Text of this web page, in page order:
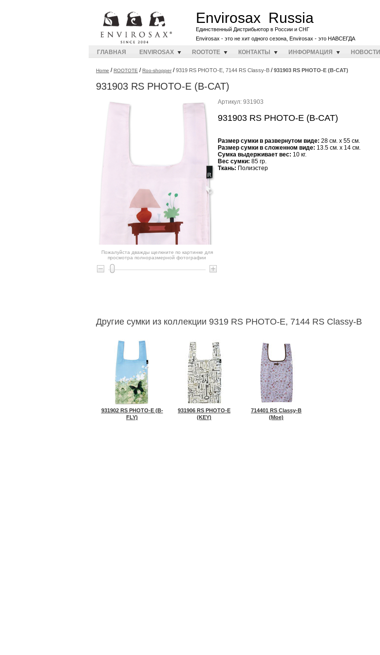
Envirosax Russia
Единственный Дистрибьютор в России и СНГ
Envirosax - это не хит одного сезона, Envirosax - это НАВСЕГДА
ГЛАВНАЯ ENVIROSAX ROOTOTE КОНТАКТЫ ИНФОРМАЦИЯ НОВОСТИ
Home /ROOTOTE /Roo-shopper/9319 RS PHOTO-E, 7144 RS Classy-B /931903 RS PHOTO-E (B-CAT)
931903 RS PHOTO-E (B-CAT)
Пожалуйста дважды щелкните по картинке для
просмотра полноразмерной фотографии
Артикул: 931903
931903 RS PHOTO-E (B-CAT)
Размер сумки в развернутом виде: 28 см. x 55 см.
Размер сумки в сложенном виде: 13.5 см. x 14 см.
Cумка выдерживает вес: 10 кг.
Вес сумки: 85 гр.
Ткань: Полиэстер
Другие сумки из коллекции 9319 RS PHOTO-E, 7144 RS Classy-B
931902 RS PHOTO-E (B-
FLY)
931906 RS PHOTO-E
(KEY)
714401 RS Classy-B
(Moe)